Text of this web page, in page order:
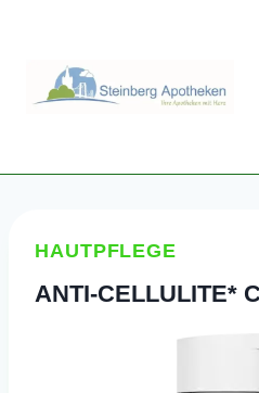
springen
HAUTPFLEGE
ANTI-CELLULITE*